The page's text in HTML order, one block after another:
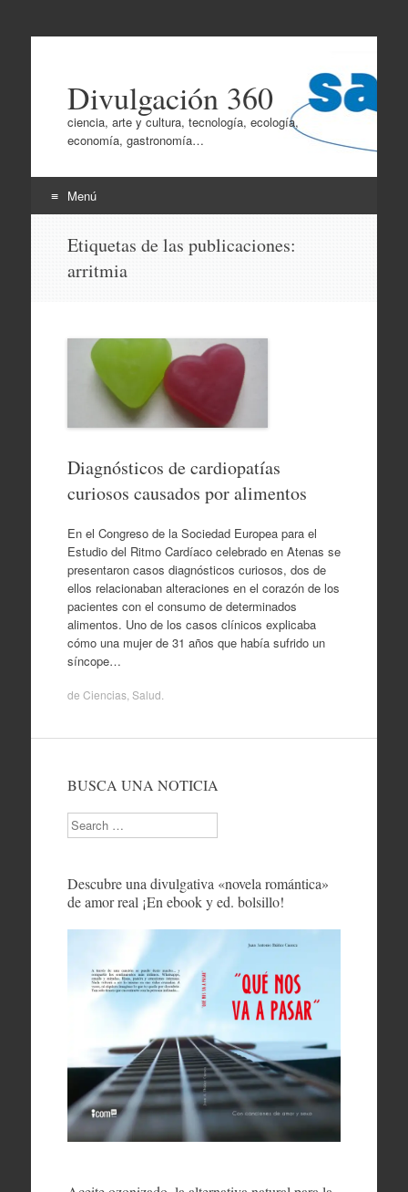
Divulgación 360
ciencia, arte y cultura, tecnología, ecología,
economía, gastronomía…
Menú
contenido
Etiquetas de las publicaciones:
arritmia
Diagnósticos de cardiopatías
curiosos causados por alimentos
En el Congreso de la Sociedad Europea para el
Estudio del Ritmo Cardíaco celebrado en Atenas se
presentaron casos diagnósticos curiosos, dos de
ellos relacionaban alteraciones en el corazón de los
pacientes con el consumo de determinados
alimentos. Uno de los casos clínicos explicaba
cómo una mujer de 31 años que había sufrido un
síncope…
de Ciencias, Salud
BUSCA UNA NOTICIA
Search
Descubre una divulgativa «novela romántica»
de amor real ¡En ebook y ed. bolsillo!